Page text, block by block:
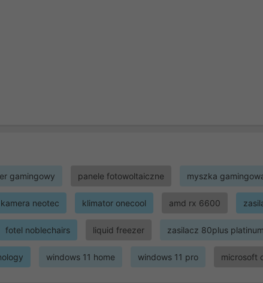
gamingowy panele fotowoltaiczne myszka
kamera neotec klimator onecool amd rx 6600
fotel noblechairs liquid freezer zasilacz 80plus platinum
windows 11 home windows 11 pro microsoft